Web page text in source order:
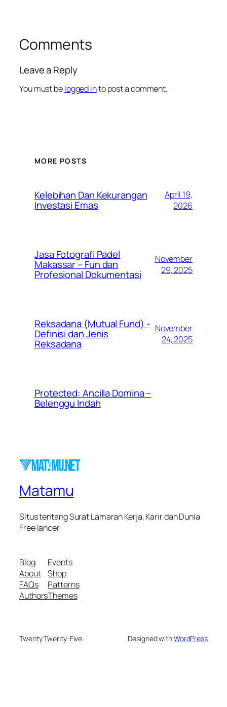
Comments
Leave a Reply
You must belogged into post a comment.
MORE POSTS
Kelebihan Dan Kekurangan
Investasi Emas
April 19,
2026
Jasa Fotografi Padel
Makassar – Fun dan
Profesional Dokumentasi
November
29, 2025
Reksadana (Mutual Fund) -
Definisi dan Jenis
Reksadana
November
24, 2025
Protected: Ancilla Domina –
Belenggu Indah
Matamu
Situs tentang Surat Lamaran Kerja, Karir dan Dunia
Free lancer
Blog
About
FAQs
Authors
Events
Shop
Patterns
Themes
Twenty Twenty-Five Designed withWordPress